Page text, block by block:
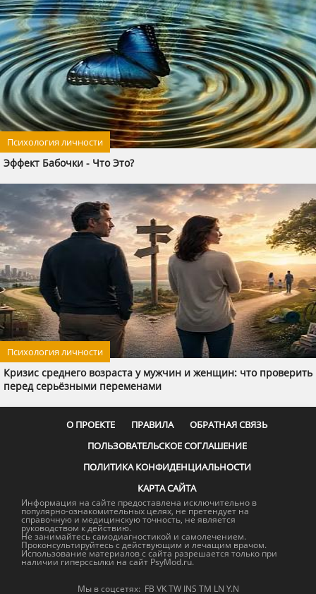
Психология личности
Эффект Бабочки - Что Это?
Психология личности
Кризис среднего возраста у мужчин и женщин: что проверить
перед серьёзными переменами
О ПРОЕКТЕ ПРАВИЛА
ОБРАТНАЯ СВЯЗЬ
ПОЛЬЗОВАТЕЛЬСКОЕ СОГЛАШЕНИЕ
ПОЛИТИКА КОНФИДЕНЦИАЛЬНОСТИ
КАРТА САЙТА
Информация на сайте предоставлена исключительно в
популярно-ознакомительных целях, не претендует на
справочную и медицинскую точность, не является
руководством к действию.
Не занимайтесь самодиагностикой и самолечением.
Проконсультируйтесь с действующим и лечащим врачом.
Использование материалов с сайта разрешается только при
наличии гиперссылки на сайт PsyMod.ru.
Мы в соцсетях: FB VK TW INS TM LN Y.N